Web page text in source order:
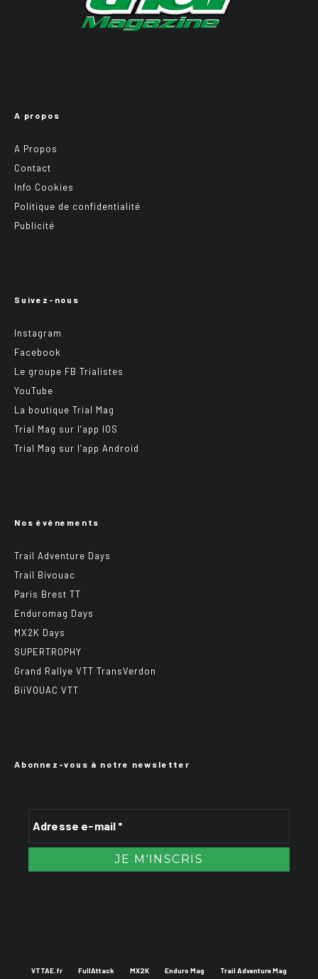
A propos
A Propos
Contact
Info Cookies
Politique de confidentialité
Publicité
Suivez-nous
Instagram
Facebook
Le groupe FB Trialistes
YouTube
La boutique Trial Mag
Trial Mag sur l’app IOS
Trial Mag sur l’app Android
Nos événements
Trail Adventure Days
Trail Bivouac
Paris Brest TT
Enduromag Days
MX2K Days
SUPERTROPHY
Grand Rallye VTT TransVerdon
BiiVOUAC VTT
Abonnez-vous à notre newsletter
VTTAE.fr FullAttack MX2K Enduro Mag Trail Adventure Mag